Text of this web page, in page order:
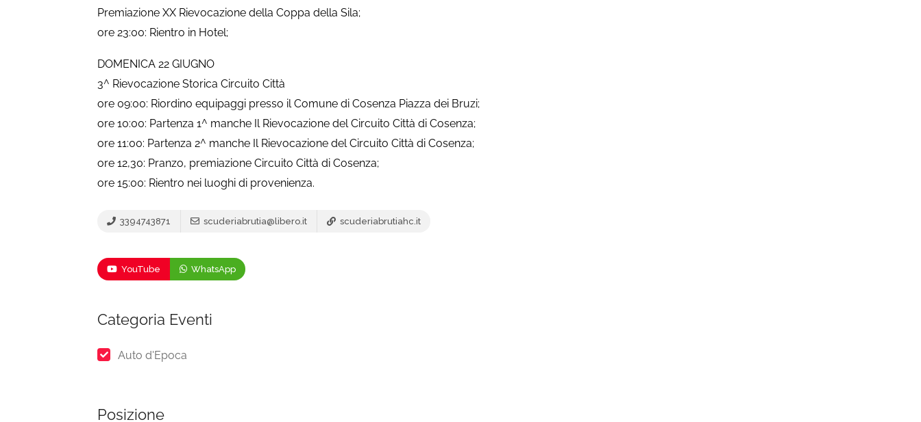
Premiazione XX Rievocazione della Coppa della Sila;
ore 23:00: Rientro in Hotel;
DOMENICA 22 GIUGNO
3^ Rievocazione Storica Circuito Città
ore 09:00: Riordino equipaggi presso il Comune di Cosenza Piazza dei Bruzi;
ore 10:00: Partenza 1^ manche Il Rievocazione del Circuito Città di Cosenza;
ore 11:00: Partenza 2^ manche Il Rievocazione del Circuito Città di Cosenza;
ore 12,30: Pranzo, premiazione Circuito Città di Cosenza;
ore 15:00: Rientro nei luoghi di provenienza.
3394743871 scuderiabrutia@libero.it scuderiabrutiahc.it
YouTube WhatsApp
Categoria Eventi
Auto d'Epoca
Posizione